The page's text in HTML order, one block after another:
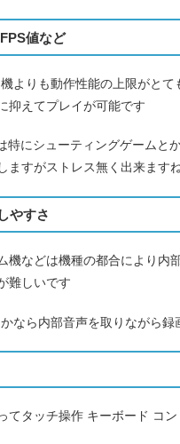
値など
よりも動作性能の上限がとて
抑えてプレイが可能です
特にシューティングゲームと
ますがストレス無く出来ます
やすさ
機などは機種の都合により内
難しいです
なら内部音声を取りながら録
てタッチ操作 キーボード コ